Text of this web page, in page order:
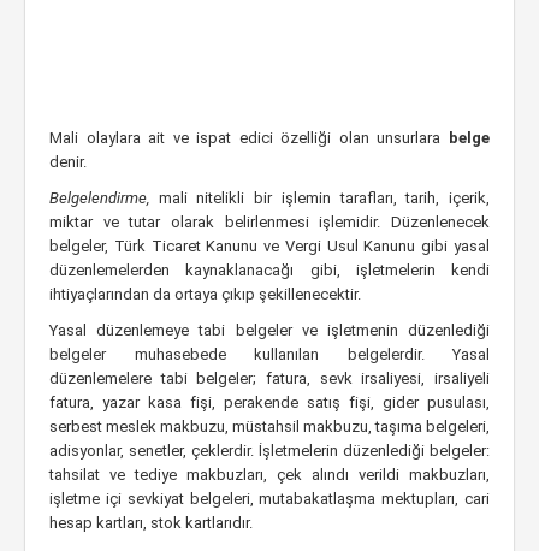
Mali olaylara ait ve ispat edici özelliği olan unsurlara
belge
denir.
Belgelendirme, mali nitelikli bir işlemin tarafları, tarih, içerik,
miktar ve tutar olarak belirlenmesi işlemidir. Düzenlenecek
belgeler, Türk Ticaret Kanunu ve Vergi Usul Kanunu gibi yasal
düzenlemelerden kaynaklanacağı gibi, işletmelerin kendi
ihtiyaçlarından da ortaya çıkıp şekillenecektir.
Yasal düzenlemeye tabi belgeler ve işletmenin düzenlediği
belgeler muhasebede kullanılan belgelerdir. Yasal
düzenlemelere tabi belgeler; fatura, sevk irsaliyesi, irsaliyeli
fatura, yazar kasa fişi, perakende satış fişi, gider pusulası,
serbest meslek makbuzu, müstahsil makbuzu, taşıma belgeleri,
adisyonlar, senetler, çeklerdir. İşletmelerin düzenlediği belgeler:
tahsilat ve tediye makbuzları, çek alındı verildi makbuzları,
işletme içi sevkiyat belgeleri, mutabakatlaşma mektupları, cari
hesap kartları, stok kartlarıdır.